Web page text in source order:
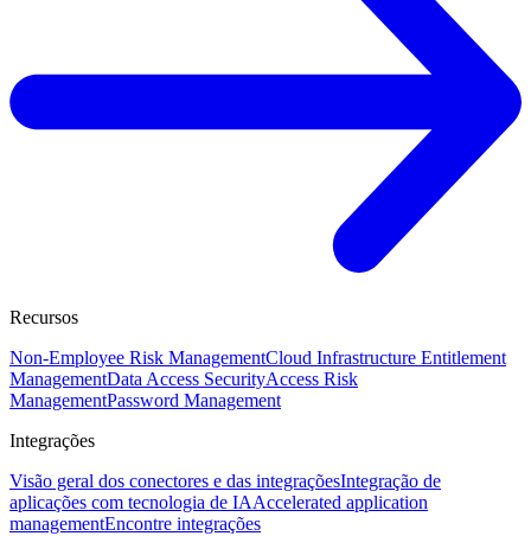
Recursos
Non-Employee Risk ManagementCloud Infrastructure Entitlement
ManagementData Access SecurityAccess Risk
ManagementPassword Management
Integrações
Visão geral dos conectores e das integraçõesIntegração de
aplicações com tecnologia de IAAccelerated application
managementEncontre integrações